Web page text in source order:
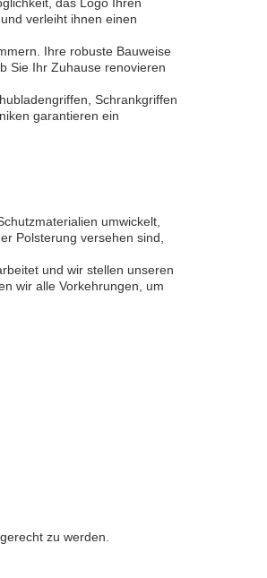
verleiht ihnen einen
Ihre robuste Bauweise
Sie Ihr Zuhause renovieren
Schrankgriffen
garantieren ein
umwickelt,
Polsterung versehen sind,
und wir stellen unseren
wir alle Vorkehrungen, um
zu werden.